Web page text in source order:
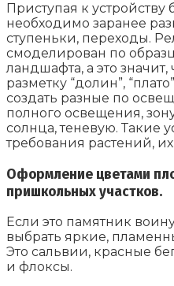
Приступая к
необходимо заранее
ступеньки, переходы.
смоделирован по
ландшафта, а это
разметку “долин”,
создать разные по
полного освещения,
солнца, теневую. Такие
требования растений,
Оформление цветами
пришкольных участков.
Если это памятник
выбрать яркие,
Это сальвии, красные
и флоксы.